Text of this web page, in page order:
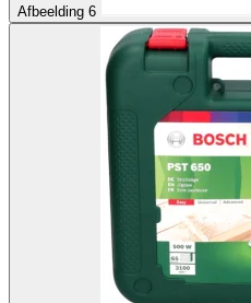
Afbeelding 6